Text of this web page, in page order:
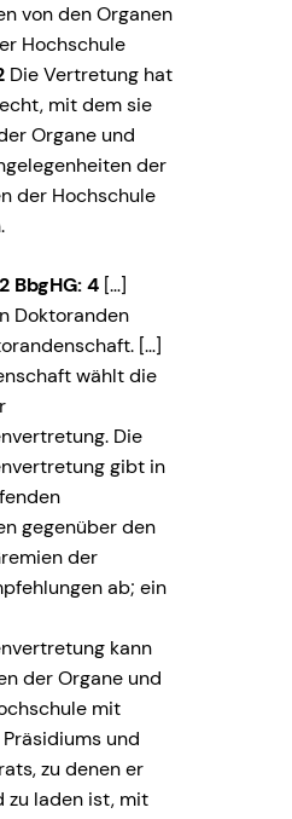
von den Organen
Hochschule
Die Vertretung hat
mit dem sie
Organe und
der
der Hochschule
BbgHG:4 […]
Doktoranden
[…]
wählt die
Die
gibt in
gegenüber den
der
ab; ein
kann
der Organe und
mit
und
zu denen er
zu laden ist, mit